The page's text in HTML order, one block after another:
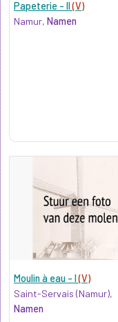
Papeterie - II(V)
Namur, Namen
Moulin à eau - I(V)
Saint-Servais (Namur),
Namen